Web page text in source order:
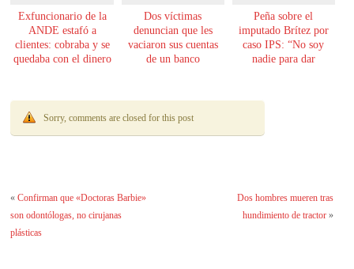
Exfuncionario de la
ANDE estafó a
clientes: cobraba y se
quedaba con el dinero
Dos víctimas
denuncian que les
vaciaron sus cuentas
de un banco
Peña sobre el
imputado Brítez por
caso IPS: “No soy
nadie para dar
Sorry, comments are closed for this post
«Confirman que «Doctoras Barbie»
son odontólogas, no cirujanas
plásticas
Dos hombres mueren tras
hundimiento de tractor»